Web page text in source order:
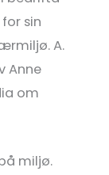
sin
A.
Anne
om
miljø.